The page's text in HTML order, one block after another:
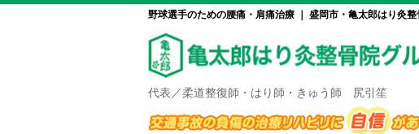
野球選手のための腰痛・肩痛治療 ｜ 盛岡市・亀太郎はり灸
代表／柔道整復師・はり師・きゅう師 尻引笙